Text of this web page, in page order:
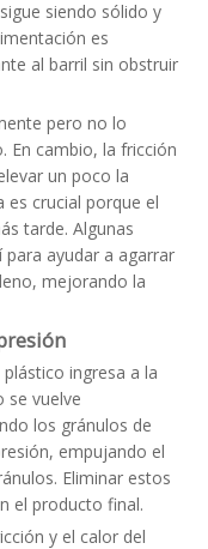
siendo sólido y
es
al barril sin obstruir
pero no lo
En cambio, la fricción
un poco la
es crucial porque el
tarde. Algunas
ayudar a agarrar
mejorando la
ingresa a la
se vuelve
los gránulos de
empujando el
Eliminar estos
el producto final.
y el calor del